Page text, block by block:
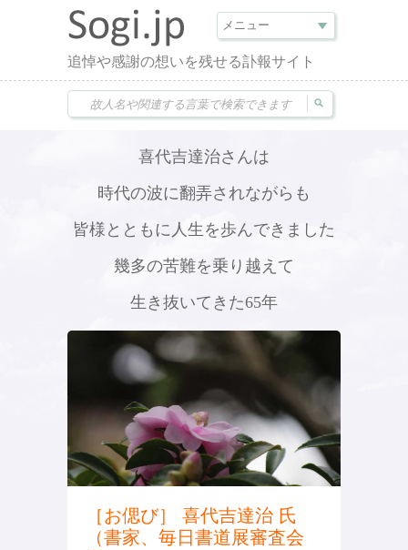
追悼や感謝の想いを残せる訃報サイト
喜代吉達治さんは
時代の波に翻弄されながらも
皆様とともに人生を歩んできました
幾多の苦難を乗り越えて
生き抜いてきた65年
［お偲び］ 喜代吉達治 氏
（書家、毎日書道展審査会